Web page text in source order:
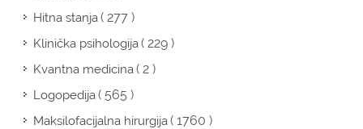
Hitna stanja( 277 )
Klinička psihologija( 229 )
Kvantna medicina( 2 )
Logopedija( 565 )
Maksilofacijalna hirurgija( 1760 )